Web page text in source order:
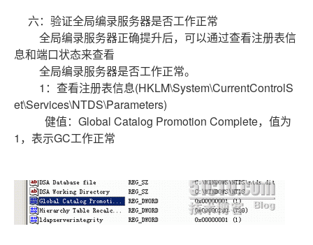
六：验证全局编录服务器是否工作正常
全局编录服务器正确提升后，可以通过查看注册表信
息和端口状态来查看
全局编录服务器是否工作正常。
1：查看注册表信息(HKLM\System\CurrentControlS
et\Services\NTDS\Parameters)
健值：Global Catalog Promotion Complete，值为
1，表示GC工作正常